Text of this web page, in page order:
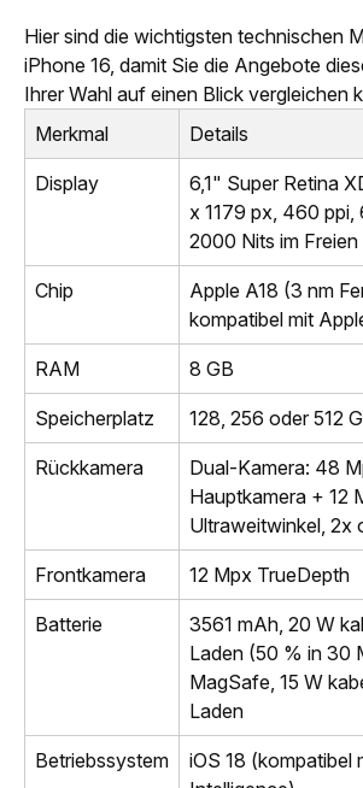
Hier sind die wichtigsten technischen
iPhone 16, damit Sie die Angebote
Ihrer Wahl auf einen Blick vergleichen
Merkmal
Details
Display
6,1" Super Retina
x 1179 px, 460 ppi,
2000 Nits im Freien
Chip
Apple A18 (3 nm
kompatibel mit
RAM 8 GB
Speicherplatz 128, 256 oder 512
Rückkamera
Dual-Kamera: 48
Hauptkamera + 12
Ultraweitwinkel, 2x
Frontkamera 12 Mpx TrueDepth
Batterie
3561 mAh, 20 W
Laden (50 % in 30
MagSafe, 15 W
Laden
Betriebssystem
iOS 18 (kompatibel